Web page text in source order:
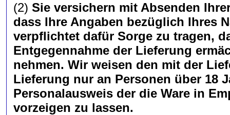
(2) Sie versichern mit Absenden
dass Ihre Angaben bezüglich Ihres
verpflichtet dafür Sorge zu tragen,
Entgegennahme der Lieferung
nehmen. Wir weisen den mit der
Lieferung nur an Personen über 18
Personalausweis der die Ware in
vorzeigen zu lassen.